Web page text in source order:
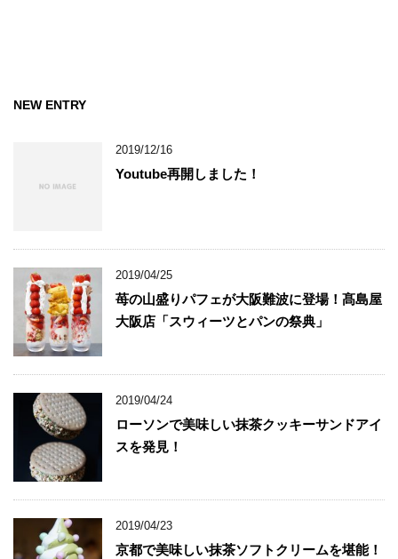
NEW ENTRY
2019/12/16
Youtube再開しました！
2019/04/25
苺の山盛りパフェが大阪難波に登場！髙島屋
大阪店「スウィーツとパンの祭典」
2019/04/24
ローソンで美味しい抹茶クッキーサンドアイ
スを発見！
2019/04/23
京都で美味しい抹茶ソフトクリームを堪能！